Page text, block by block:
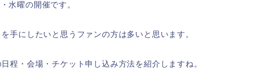
水曜の開催です。
手にしたいと思うファンの方は多いと思います。
程・会場・チケット申し込み方法を紹介しますね。